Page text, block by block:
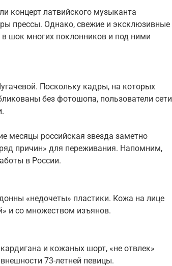
концерт латвийского музыканта
прессы. Однако, свежие и эксклюзивные
в шок многих поклонников и под ними
Поскольку кадры, на которых
без фотошопа, пользователи сети
месяцы российская звезда заметно
причин» для переживания. Напомним,
в России.
«недочеты» пластики. Кожа на лице
и со множеством изъянов.
и кожаных шорт, «не отвлек»
73-летней певицы.